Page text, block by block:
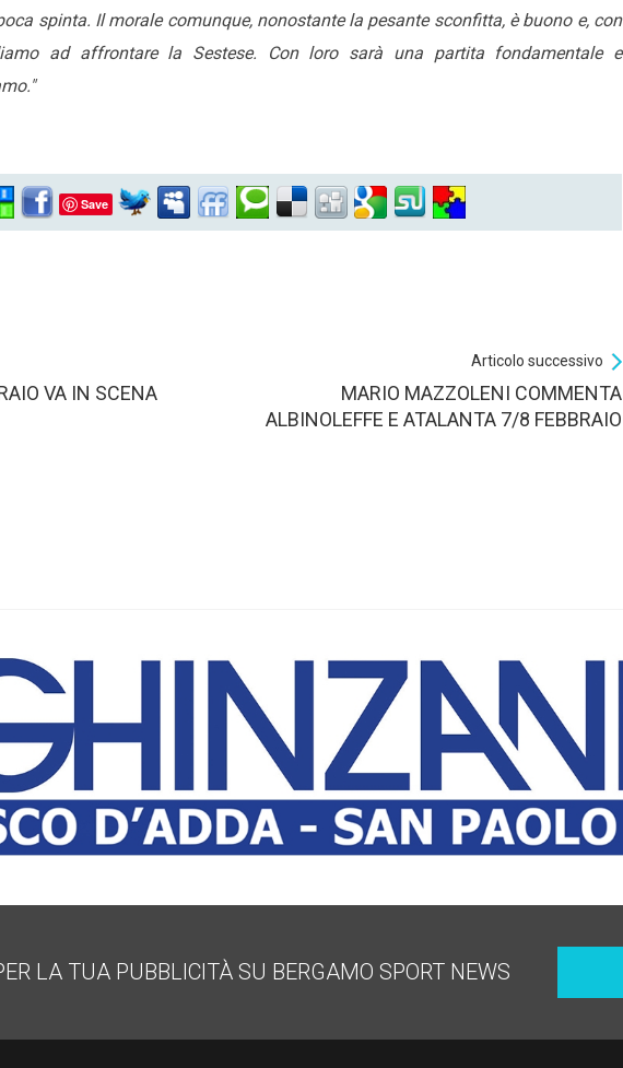
spinta. Il morale comunque, nonostante la pesante sconfitta, è buono e, con
ad affrontare la Sestese. Con loro sarà una partita fondamentale e
Save
VA IN SCENA
Articolo successivo
MARIO MAZZOLENI COMMENTA
ALBINOLEFFE E ATALANTA 7/8 FEBBRAIO
LA TUA PUBBLICITÀ SU BERGAMO SPORT NEWS